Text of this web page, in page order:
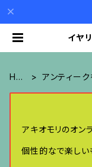
イヤ
HO
アンティー
アキオモリのオン
個性的なで楽しい